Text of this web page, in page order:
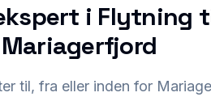
i Flytning
til, fra eller inden for